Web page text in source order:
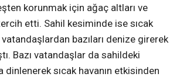
korunmak için ağaç altları ve
etti. Sahil kesiminde ise sıcak
bazıları denize girerek
Bazı vatandaşlar da sahildeki
sıcak havanın etkisinden